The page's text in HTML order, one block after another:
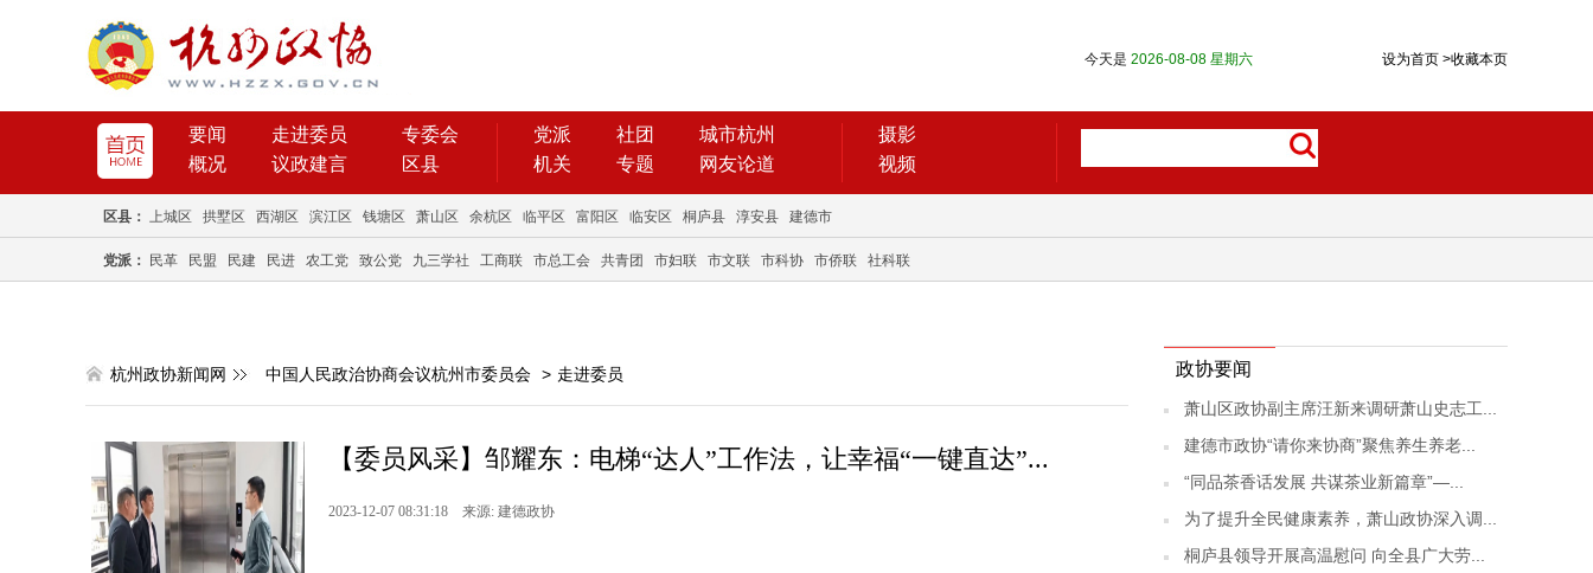
设为首页 >收藏本页
今天是 2026-08-08 星期六
要闻 走进委员
专委会
概况
议政建言 区县
党派 社团
城市杭州
机关
专题 网友论道
摄影
视频
区县： 上城区 拱墅区 西湖区 滨江区 钱塘区 萧山区 余杭区 临平区 富阳区 临安区 桐庐县 淳安县 建德市
党派： 民革 民盟 民建 民进 农工党 致公党 九三学社 工商联 市总工会 共青团 市妇联 市文联 市科协 市侨联 社科联
杭州政协新闻网 中国人民政治协商会议杭州市委员会 > 走进委员
【委员风采】邹耀东：电梯“达人”工作法，让幸福“一键直达”...
2023-12-07 08:31:18 来源: 建德政协
政协要闻
萧山区政协副主席汪新来调研萧山史志工...
建德市政协“请你来协商”聚焦养生养老...
“同品茶香话发展 共谋茶业新篇章”—...
为了提升全民健康素养，萧山政协深入调...
桐庐县领导开展高温慰问 向全县广大劳...